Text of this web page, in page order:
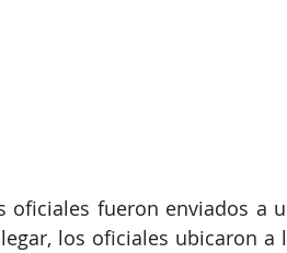
oficiales fueron enviados a
los oficiales ubicaron a